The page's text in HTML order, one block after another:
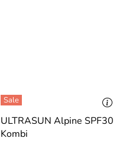
ULTRASUN Alpine SPF30
Kombi